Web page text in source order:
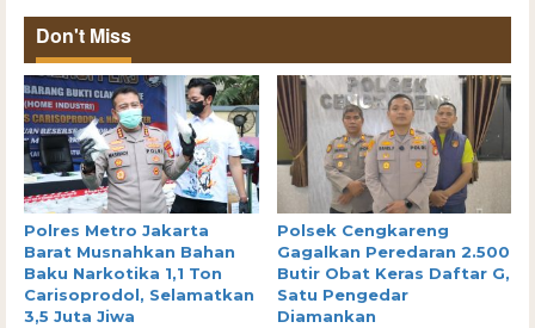
Don't Miss
Polres Metro Jakarta
Barat Musnahkan Bahan
Baku Narkotika 1,1 Ton
Carisoprodol, Selamatkan
3,5 Juta Jiwa
Polsek Cengkareng
Gagalkan Peredaran 2.500
Butir Obat Keras Daftar G,
Satu Pengedar
Diamankan